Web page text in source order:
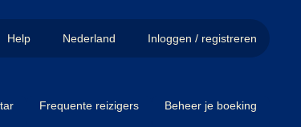
Help Nederland Inloggen / registreren
Frequente reizigers Beheer je boeking